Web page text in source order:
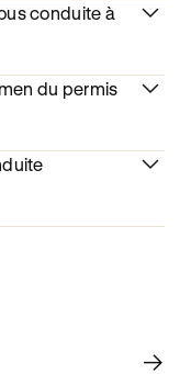
conduite à
du permis